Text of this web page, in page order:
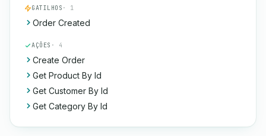
GATILHOS · 1
Order Created
AÇÕES · 4
Create Order
Get Product By Id
Get Customer By Id
Get Category By Id